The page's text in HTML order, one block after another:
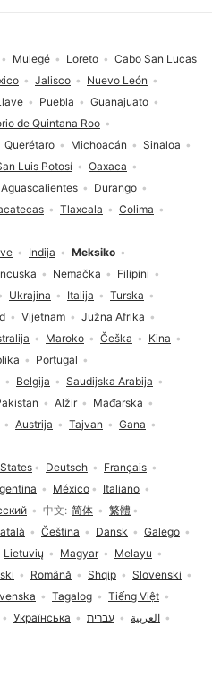
Deutsch
Français
México
Italiano
中文 简体
繁體
Čeština Dansk
Galego
Lietuvių Magyar
Melayu
Română Shqip
Slovenski
Tagalog
Tiếng Việt
Українська עברית
العربية
Indija
Meksiko
Nemačka
Filipini
Ukrajina Italija
Turska
Vijetnam
Južna Afrika
Maroko Češka
Kina
Portugal
Belgija
Saudijska Arabija
Alžir
Mađarska
Austrija Tajvan
Gana
Jalisco
Nuevo León
Puebla
Guanajuato
de Quintana Roo
Querétaro Michoacán
Sinaloa
Luis Potosí
Oaxaca
Aguascalientes
Durango
Tlaxcala
Colima
Mulegé Loreto Cabo San Lucas